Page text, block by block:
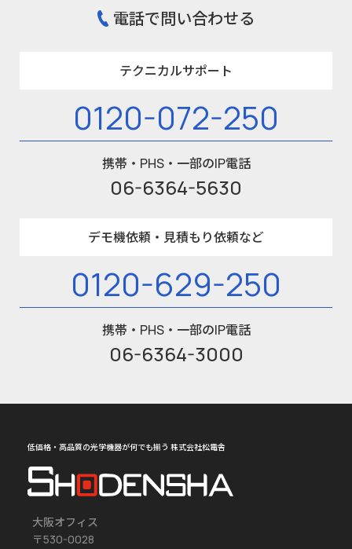
電話で問い合わせる
テクニカルサポート
0120-072-250
携帯・PHS・一部のIP電話
06-6364-5630
デモ機依頼・見積もり依頼など
0120-629-250
携帯・PHS・一部のIP電話
06-6364-3000
低価格・高品質の光学機器が何でも揃う 株式会社松電舎
大阪オフィス
〒530-0028